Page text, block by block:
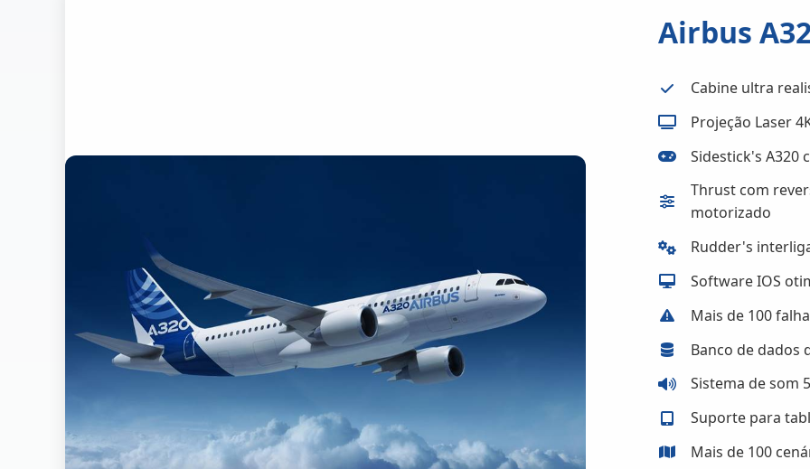
Airbus
Cabine ultra
Projeção Laser
Sidestick's A320
Thrust com
motorizado
Rudder's
Software IOS
Mais de 100
Banco de dados
Sistema de som
Suporte para
Mais de 100